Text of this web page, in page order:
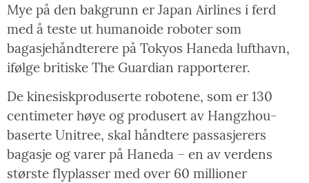
Mye på den bakgrunn er Japan Airlines i ferd
med å teste ut humanoide roboter som
bagasjehåndterere på Tokyos Haneda lufthavn,
ifølge britiske The Guardian rapporterer.
De kinesiskproduserte robotene, som er 130
centimeter høye og produsert av Hangzhou-
baserte Unitree, skal håndtere passasjerers
bagasje og varer på Haneda – en av verdens
største flyplasser med over 60 millioner